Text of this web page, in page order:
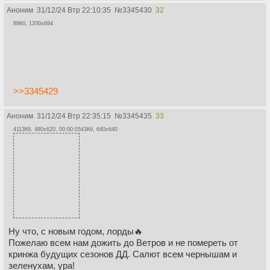
Аноним 31/12/24 Втр 22:10:35 №3345430 32
89Кб, 1200x694
>>3345429
Аноним 31/12/24 Втр 22:35:15 №3345435 33
4113Кб, 480x620, 00:00:0543Кб, 640x640
Ну что, с новым годом, лорды🔥
Пожелаю всем нам дожить до Ветров и не помереть от
кринжа будущих сезонов ДД. Салют всем чернышам и
зеленухам, ура!